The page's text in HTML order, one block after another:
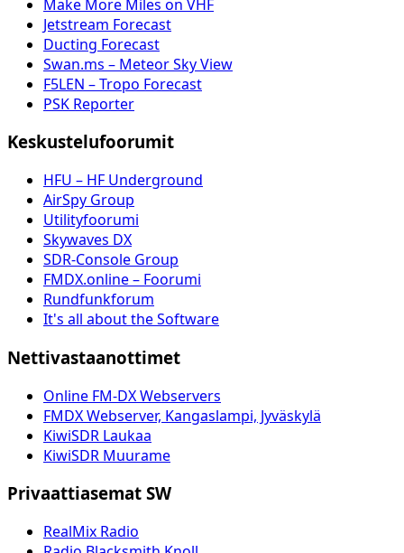
Make More Miles on VHF
Jetstream Forecast
Ducting Forecast
Swan.ms – Meteor Sky View
F5LEN – Tropo Forecast
PSK Reporter
Keskustelufoorumit
HFU – HF Underground
AirSpy Group
Utilityfoorumi
Skywaves DX
SDR-Console Group
FMDX.online – Foorumi
Rundfunkforum
It's all about the Software
Nettivastaanottimet
Online FM-DX Webservers
FMDX Webserver, Kangaslampi, Jyväskylä
KiwiSDR Laukaa
KiwiSDR Muurame
Privaattiasemat SW
RealMix Radio